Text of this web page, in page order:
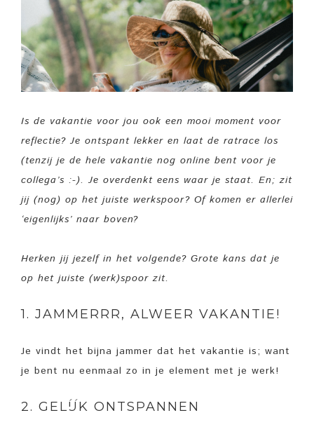
Is de vakantie voor jou ook een mooi moment voor
reflectie? Je ontspant lekker en laat de ratrace los
(tenzij je de hele vakantie nog online bent voor je
collega’s :-). Je overdenkt eens waar je staat. En; zit
jij (nog) op het juiste werkspoor? Of komen er allerlei
‘eigenlijks’ naar boven?
Herken jij jezelf in het volgende? Grote kans dat je
op het juiste (werk)spoor zit.
1. JAMMERRR, ALWEER VAKANTIE!
Je vindt het bijna jammer dat het vakantie is; want
je bent nu eenmaal zo in je element met je werk!
2. GELÍJK ONTSPANNEN